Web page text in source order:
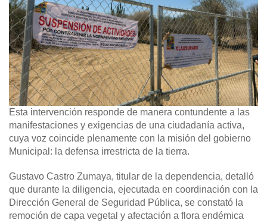
Esta intervención responde de manera contundente a las
manifestaciones y exigencias de una ciudadanía activa,
cuya voz coincide plenamente con la misión del gobierno
Municipal: la defensa irrestricta de la tierra.
Gustavo Castro Zumaya, titular de la dependencia, detalló
que durante la diligencia, ejecutada en coordinación con la
Dirección General de Seguridad Pública, se constató la
remoción de capa vegetal y afectación a flora endémica